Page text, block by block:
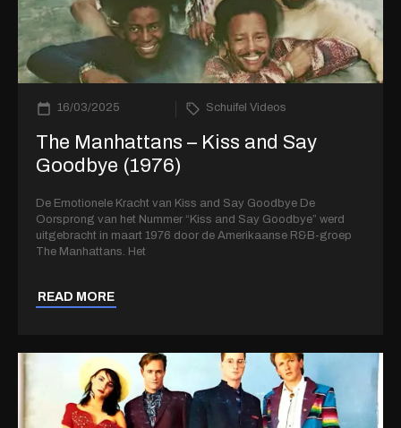
16/03/2025 Schuifel Videos
The Manhattans – Kiss and Say
Goodbye (1976)
De Emotionele Kracht van Kiss and Say Goodbye De
Oorsprong van het Nummer “Kiss and Say Goodbye” werd
uitgebracht in maart 1976 door de Amerikaanse R&B-groep
The Manhattans. Het
READ MORE